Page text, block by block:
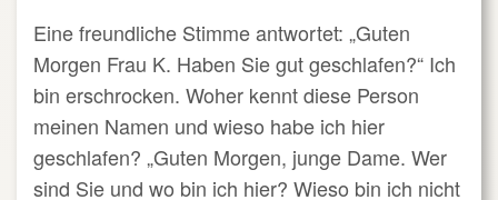
Eine freundliche Stimme antwortet: „Guten
Morgen Frau K. Haben Sie gut geschlafen?“ Ich
bin erschrocken. Woher kennt diese Person
meinen Namen und wieso habe ich hier
geschlafen? „Guten Morgen, junge Dame. Wer
sind Sie und wo bin ich hier? Wieso bin ich nicht